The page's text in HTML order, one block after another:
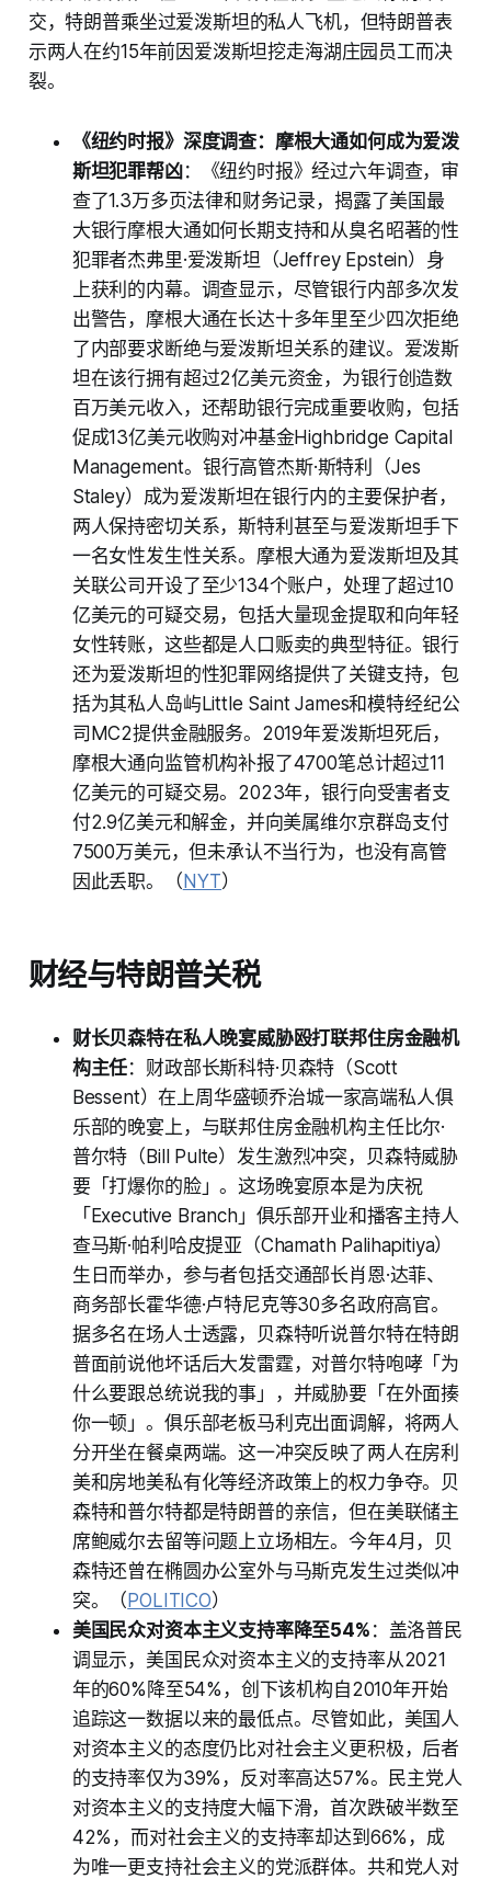
交，特朗普乘坐过爱泼斯坦的私人飞机，但特朗普表
示两人在约15年前因爱泼斯坦挖走海湖庄园员工而决
裂。
《纽约时报》深度调查：摩根大通如何成为爱泼
斯坦犯罪帮凶：《纽约时报》经过六年调查，审
查了1.3万多页法律和财务记录，揭露了美国最
大银行摩根大通如何长期支持和从臭名昭著的性
犯罪者杰弗里·爱泼斯坦（Jeffrey Epstein）身
上获利的内幕。调查显示，尽管银行内部多次发
出警告，摩根大通在长达十多年里至少四次拒绝
了内部要求断绝与爱泼斯坦关系的建议。爱泼斯
坦在该行拥有超过2亿美元资金，为银行创造数
百万美元收入，还帮助银行完成重要收购，包括
促成13亿美元收购对冲基金Highbridge Capital
Management。银行高管杰斯·斯特利（Jes
Staley）成为爱泼斯坦在银行内的主要保护者，
两人保持密切关系，斯特利甚至与爱泼斯坦手下
一名女性发生性关系。摩根大通为爱泼斯坦及其
关联公司开设了至少134个账户，处理了超过10
亿美元的可疑交易，包括大量现金提取和向年轻
女性转账，这些都是人口贩卖的典型特征。银行
还为爱泼斯坦的性犯罪网络提供了关键支持，包
括为其私人岛屿Little Saint James和模特经纪公
司MC2提供金融服务。2019年爱泼斯坦死后，
摩根大通向监管机构补报了4700笔总计超过11
亿美元的可疑交易。2023年，银行向受害者支
付2.9亿美元和解金，并向美属维尔京群岛支付
7500万美元，但未承认不当行为，也没有高管
因此丢职。（NYT）
财经与特朗普关税
财长贝森特在私人晚宴威胁殴打联邦住房金融机
构主任：财政部长斯科特·贝森特（Scott
Bessent）在上周华盛顿乔治城一家高端私人俱
乐部的晚宴上，与联邦住房金融机构主任比尔·
普尔特（Bill Pulte）发生激烈冲突，贝森特威胁
要「打爆你的脸」。这场晚宴原本是为庆祝
「Executive Branch」俱乐部开业和播客主持人
查马斯·帕利哈皮提亚（Chamath Palihapitiya）
生日而举办，参与者包括交通部长肖恩·达菲、
商务部长霍华德·卢特尼克等30多名政府高官。
据多名在场人士透露，贝森特听说普尔特在特朗
普面前说他坏话后大发雷霆，对普尔特咆哮「为
什么要跟总统说我的事」，并威胁要「在外面揍
你一顿」。俱乐部老板马利克出面调解，将两人
分开坐在餐桌两端。这一冲突反映了两人在房利
美和房地美私有化等经济政策上的权力争夺。贝
森特和普尔特都是特朗普的亲信，但在美联储主
席鲍威尔去留等问题上立场相左。今年4月，贝
森特还曾在椭圆办公室外与马斯克发生过类似冲
突。（POLITICO）
美国民众对资本主义支持率降至54% ：盖洛普民
调显示，美国民众对资本主义的支持率从2021
年的60%降至54%，创下该机构自2010年开始
追踪这一数据以来的最低点。尽管如此，美国人
对资本主义的态度仍比对社会主义更积极，后者
的支持率仅为39%，反对率高达57%。民主党人
对资本主义的支持度大幅下滑，首次跌破半数至
42%，而对社会主义的支持率却达到66%，成
为唯一更支持社会主义的党派群体。共和党人对